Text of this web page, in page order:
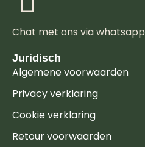
Chat met ons via whatsapp
Juridisch
Algemene voorwaarden
Privacy verklaring
Cookie verklaring
Retour voorwaarden